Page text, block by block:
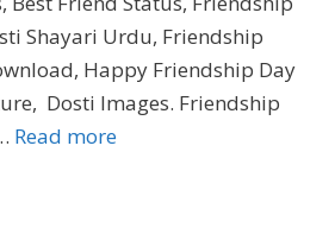
Shayari Urdu, Friendship
Happy Friendship Day
Dosti Images. Friendship
Read more